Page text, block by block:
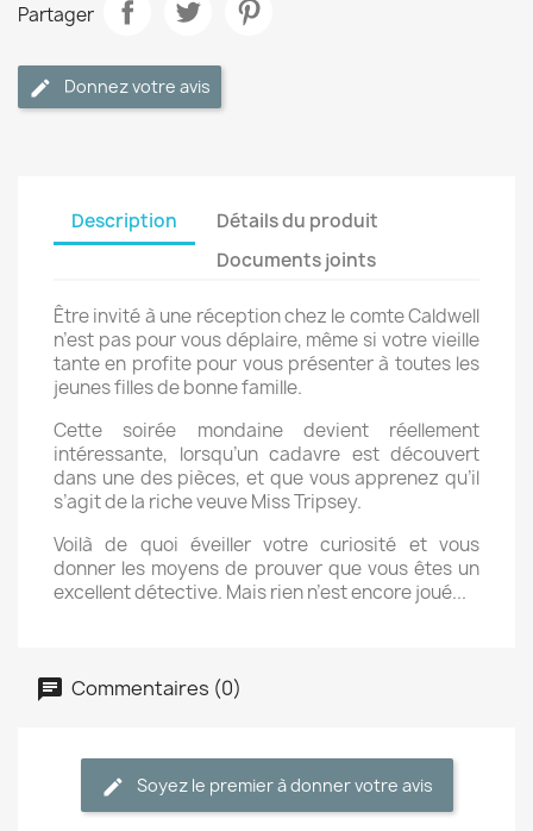
Partager
Donnez votre avis
Description
Détails du produit
Documents joints
Être invité à une réception chez le comte Caldwell
n’est pas pour vous déplaire, même si votre vieille
tante en profite pour vous présenter à toutes les
jeunes filles de bonne famille.
Cette soirée mondaine devient réellement
intéressante, lorsqu’un cadavre est découvert
dans une des pièces, et que vous apprenez qu’il
s’agit de la riche veuve Miss Tripsey.
Voilà de quoi éveiller votre curiosité et vous
donner les moyens de prouver que vous êtes un
excellent détective. Mais rien n’est encore joué...
Commentaires (0)
Soyez le premier à donner votre avis